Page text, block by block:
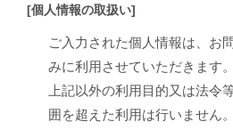
[個人情報の取扱い]
ご入力された個人情報は、お
みに利用させていただきます。
上記以外の利用目的又は法令
囲を超えた利用は行いません。